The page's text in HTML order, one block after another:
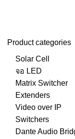
Product categories
Solar Cell
จอ LED
Matrix Switcher
Extenders
Video over IP
Switchers
Dante Audio